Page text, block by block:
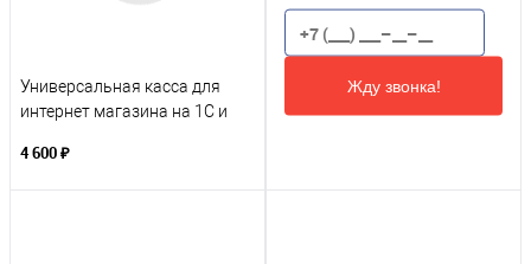
Универсальная касса для
интернет магазина на 1С и
4 600 ₽
Жду звонка!